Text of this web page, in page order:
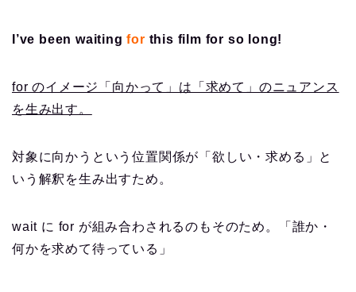
I’ve been waitingfor this film for so long!
for のイメージ「向かって」は「求めて」のニュアンス
を生み出す。
対象に向かうという位置関係が「欲しい・求める」と
いう解釈を生み出すため。
wait に for が組み合わされるのもそのため。「誰か・
何かを求めて待っている」